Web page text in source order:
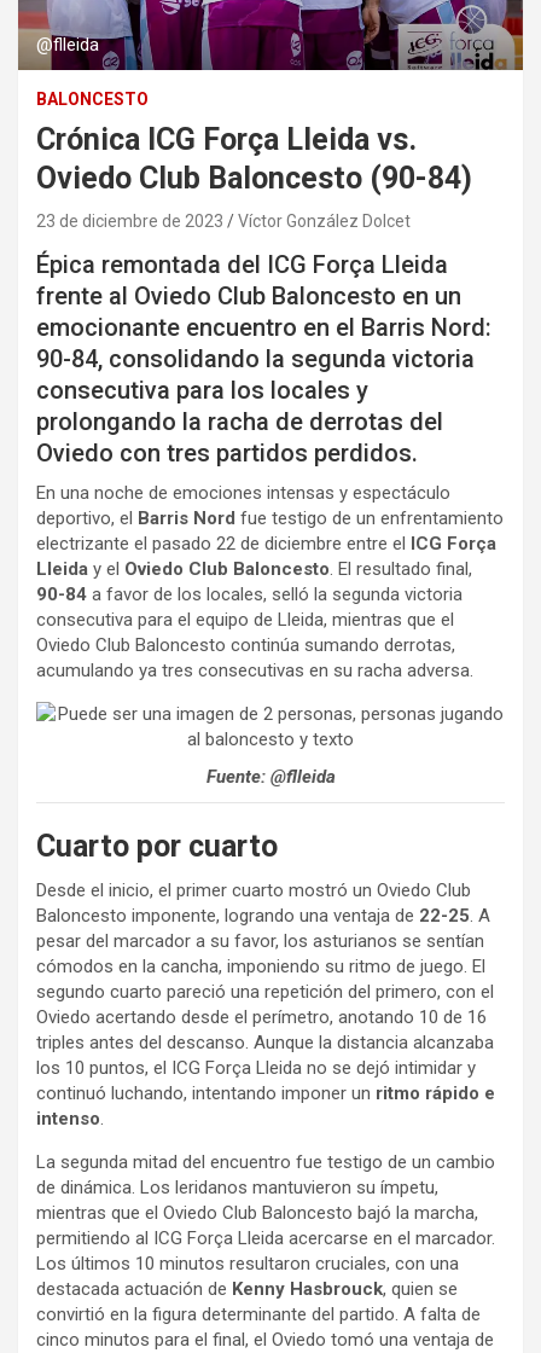
@flleida
BALONCESTO
Crónica ICG Força Lleida vs.
Oviedo Club Baloncesto (90-84)
23 de diciembre de 2023 Víctor González Dolcet
Épica remontada del ICG Força Lleida
frente al Oviedo Club Baloncesto en un
emocionante encuentro en el Barris Nord:
90-84, consolidando la segunda victoria
consecutiva para los locales y
prolongando la racha de derrotas del
Oviedo con tres partidos perdidos.
En una noche de emociones intensas y espectáculo
deportivo, el
Barris Nord fue testigo de un enfrentamiento
electrizante el pasado 22 de diciembre entre el
ICG Força
Lleida y el Oviedo Club Baloncesto. El resultado final,
90-84 a favor de los locales, selló la segunda victoria
consecutiva para el equipo de Lleida, mientras que el
Oviedo Club Baloncesto continúa sumando derrotas,
acumulando ya tres consecutivas en su racha adversa.
Fuente: @flleida
Cuarto por cuarto
Desde el inicio, el primer cuarto mostró un Oviedo Club
Baloncesto imponente, logrando una ventaja de 22-25. A
pesar del marcador a su favor, los asturianos se sentían
cómodos en la cancha, imponiendo su ritmo de juego. El
segundo cuarto pareció una repetición del primero, con el
Oviedo acertando desde el perímetro, anotando 10 de 16
triples antes del descanso. Aunque la distancia alcanzaba
los 10 puntos, el ICG Força Lleida no se dejó intimidar y
continuó luchando, intentando imponer un ritmo rápido e
intenso.
La segunda mitad del encuentro fue testigo de un cambio
de dinámica. Los leridanos mantuvieron su ímpetu,
mientras que el Oviedo Club Baloncesto bajó la marcha,
permitiendo al ICG Força Lleida acercarse en el marcador.
Los últimos 10 minutos resultaron cruciales, con una
destacada actuación de Kenny Hasbrouck, quien se
convirtió en la figura determinante del partido. A falta de
cinco minutos para el final, el Oviedo tomó una ventaja de